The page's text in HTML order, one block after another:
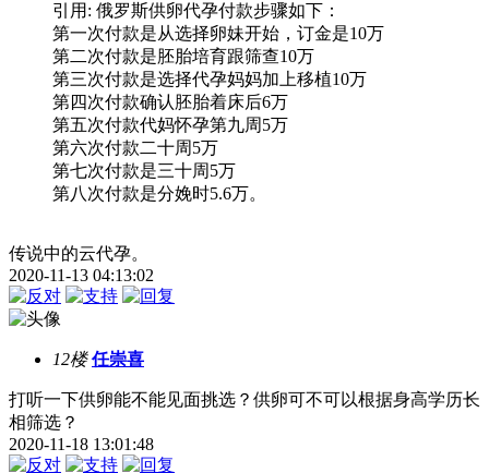
引用: 俄罗斯供卵代孕付款步骤如下：
第一次付款是从选择卵妹开始，订金是10万
第二次付款是胚胎培育跟筛查10万
第三次付款是选择代孕妈妈加上移植10万
第四次付款确认胚胎着床后6万
第五次付款代妈怀孕第九周5万
第六次付款二十周5万
第七次付款是三十周5万
第八次付款是分娩时5.6万。
传说中的云代孕。
2020-11-13 04:13:02
12楼 任崇喜
打听一下供卵能不能见面挑选？供卵可不可以根据身高学历长
相筛选？
2020-11-18 13:01:48